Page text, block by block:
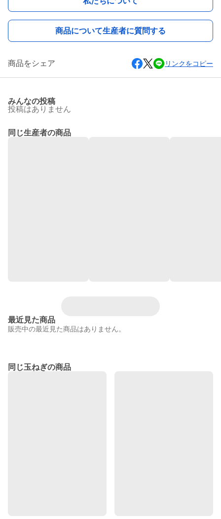
商品について生産者に質問する
商品をシェア リンクをコピー
みんなの投稿
投稿はありません
同じ生産者の商品
最近見た商品
販売中の最近見た商品はありません。
同じ玉ねぎの商品